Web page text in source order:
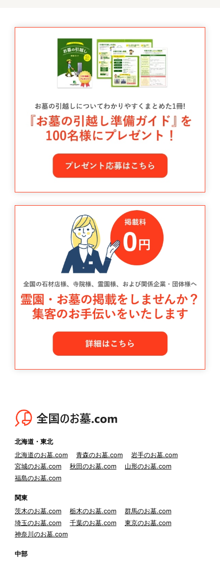
北海道・東北
北海道のお墓.com
青森のお墓.com
岩手のお墓.com
宮城のお墓.com
秋田のお墓.com
山形のお墓.com
福島のお墓.com
関東
茨木のお墓.com
栃木のお墓.com
群馬のお墓.com
埼玉のお墓.com
千葉のお墓.com
東京のお墓.com
神奈川のお墓.com
中部